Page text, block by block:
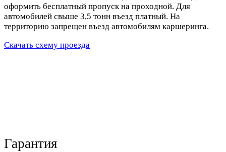
оформить бесплатный пропуск на проходной. Для
автомобилей свыше 3,5 тонн въезд платный. На
территорию запрещен въезд автомобилям каршеринга.
Скачать схему проезда
Гарантия